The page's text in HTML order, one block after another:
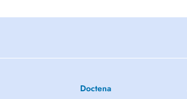
Doctena